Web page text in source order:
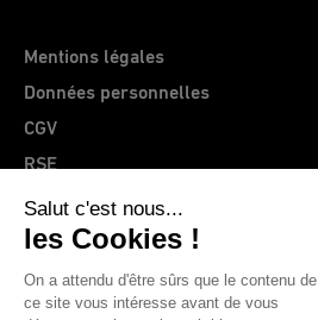
> Site web CLEMENTZ -
Mentions légales
Données personnelles
CGV
RSE
© 2026 IDEAL France | CLEMENTZ -